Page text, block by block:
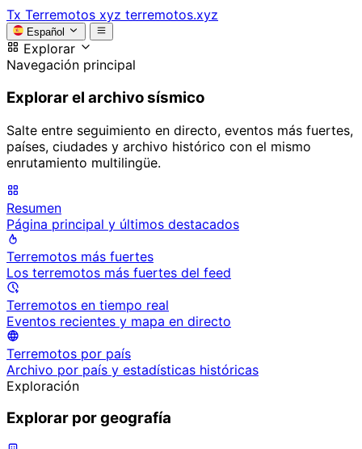
Tx Terremotos xyz terremotos.xyz
Español
Explorar
Navegación principal
Explorar el archivo sísmico
Salte entre seguimiento en directo, eventos más fuertes,
países, ciudades y archivo histórico con el mismo
enrutamiento multilingüe.
Resumen
Página principal y últimos destacados
Terremotos más fuertes
Los terremotos más fuertes del feed
Terremotos en tiempo real
Eventos recientes y mapa en directo
Terremotos por país
Archivo por país y estadísticas históricas
Exploración
Explorar por geografía